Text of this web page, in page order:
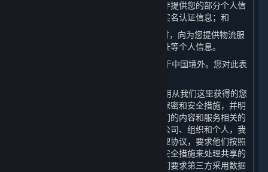
务的安全机制，我们会向我们的合作伙伴提供您的部分个人信
息，但不会向我们的合作伙伴提供您的实名认证信息；和
（5） 我们可能在寄送实体商品或奖品时，向为您提供物流服
务的第三方物流公司分享您的姓名及地址等个人信息。
4. 上一条所提及的某些第三方有可能位于中国境外。您对此表
5. 我们将努力促使我们的合作伙伴在使用从我们这里获得的您
的个人信息时遵守本政策及其他适用的保密和安全措施，并明
确要求其仅将共享的个人信息用于与我们的内容和服务相关的
用途。对我们主动与之共享个人信息的公司、组织和个人，我
们会与其签署严格的保密和个人信息处理协议，要求他们按照
相关协议、本政策以采取相关的保密和安全措施来处理共享的
个人信息。在个人敏感信息使用上，我们要求第三方采用数据